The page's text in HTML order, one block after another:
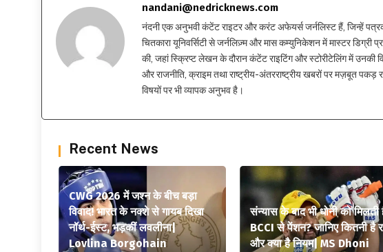
nandani@nedricknews.com
नंदनी एक अनुभवी कंटेंट राइटर और करंट अफेयर्स जर्नलिस्ट हैं, जिन्हें
चितकारा यूनिवर्सिटी से जर्नलिज़्म और मास कम्युनिकेशन में मास्टर
की, जहां स्क्रिप्ट लेखन के दौरान कंटेंट राइटिंग और स्टोरीटेलिंग में
और राजनीति, क्राइम तथा राष्ट्रीय-अंतरराष्ट्रीय खबरों पर मज़बूत
विषयों पर भी व्यापक अनुभव है।
Recent News
CWG 2026 में जश्न के बीच बड़ा
विवाद! भारत के नक्शे से गायब दिखा
नॉर्थ-ईस्ट, भड़कीं लवलीना|
Lovlina Borgohain
संन्यास के बाद भी धोनी को मिलती
BCCI से पेंशन? जानिए कितनी है
और क्या है नियम| MS Dhoni